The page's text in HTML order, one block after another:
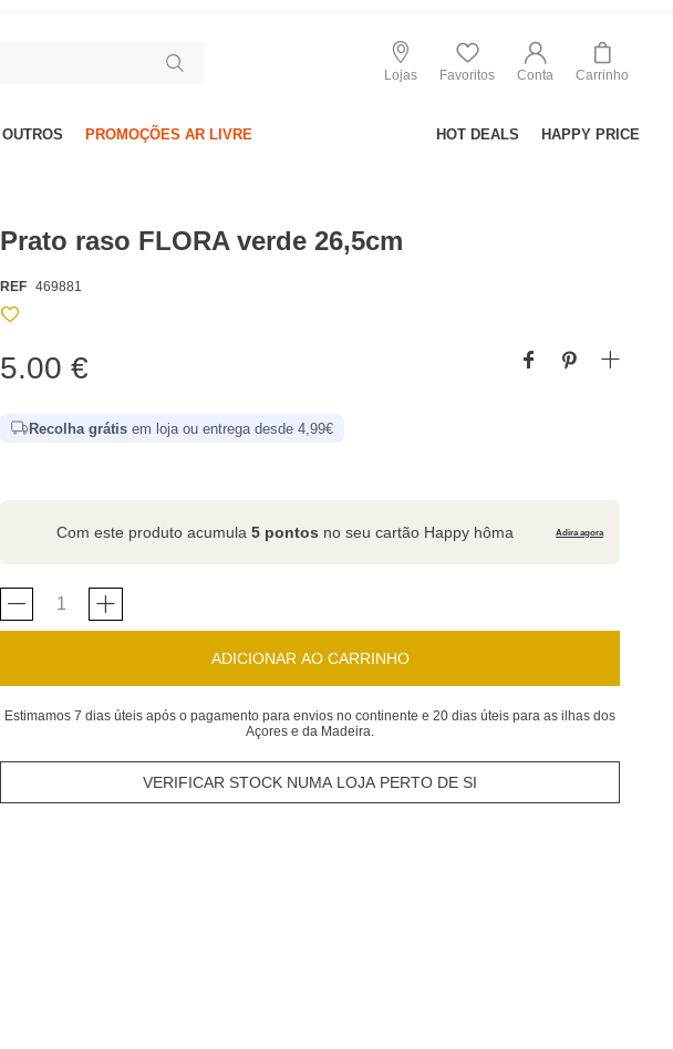
Lojas Favoritos Conta Carrinho
OUTROS PROMOÇÕES AR LIVRE HOT DEALS HAPPY PRICE
Prato raso FLORA verde 26,5cm
REF 469881
5.00 €
Recolha grátis em loja ou entrega desde 4,99€
Com este produto acumula5 pontos no seu cartão Happy hôma Adira agora
ADICIONAR AO CARRINHO
Estimamos 7 dias úteis após o pagamento para envios no continente e 20 dias úteis para as ilhas dos
Açores e da Madeira.
VERIFICAR STOCK NUMA LOJA PERTO DE SI